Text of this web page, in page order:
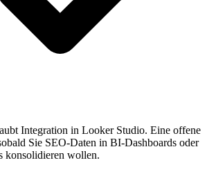
Integration in Looker Studio. Eine offene
Sie SEO-Daten in BI-Dashboards oder
konsolidieren wollen.